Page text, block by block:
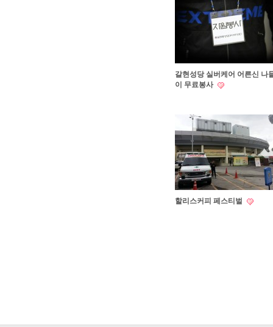
갈현성당 실버케어 어른신 나
이 무료봉사
할리스커피 페스티벌